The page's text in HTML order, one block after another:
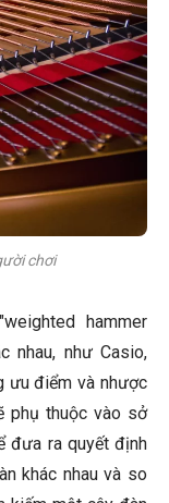
chơi
hammer
nhau, như Casio,
ưu điểm và nhược
phụ thuộc vào sở
đưa ra quyết định
khác nhau và so